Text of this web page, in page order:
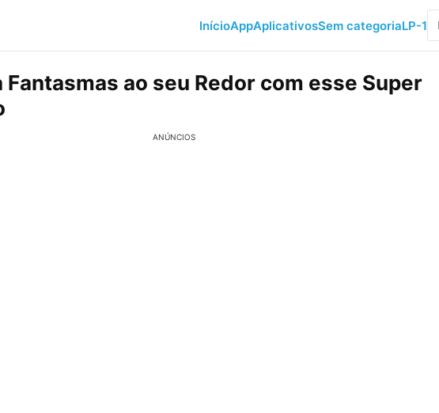
InícioAppAplicativosSem categoriaLP-1
Fantasmas ao seu Redor com esse Super
ANÚNCIOS